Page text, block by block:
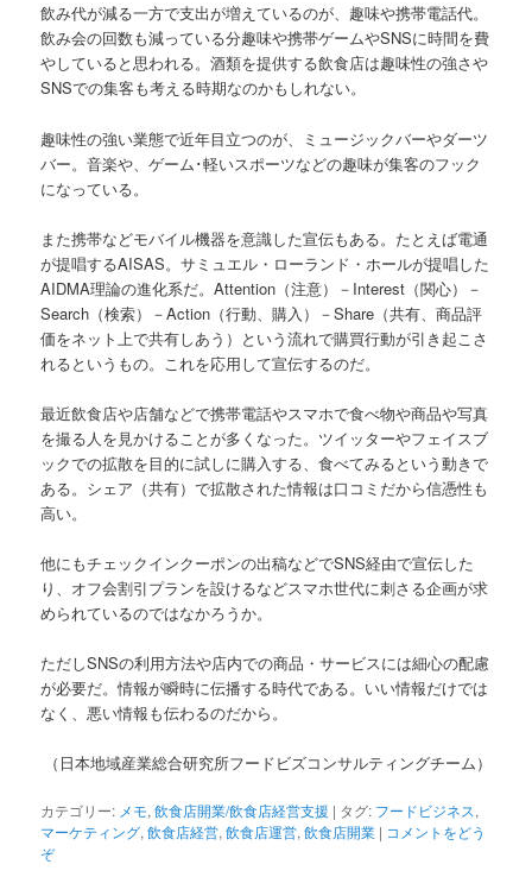
飲み代が減る一方で支出が増えているのが、趣味や携帯電話代。
飲み会の回数も減っている分趣味や携帯ゲームやSNSに時間を費
やしていると思われる。酒類を提供する飲食店は趣味性の強さや
SNSでの集客も考える時期なのかもしれない。
趣味性の強い業態で近年目立つのが、ミュージックバーやダーツ
バー。音楽や、ゲーム･軽いスポーツなどの趣味が集客のフック
になっている。
また携帯などモバイル機器を意識した宣伝もある。たとえば電通
が提唱するAISAS。サミュエル・ローランド・ホールが提唱した
AIDMA理論の進化系だ。Attention（注意）－Interest（関心）－
Search（検索）－Action（行動、購入）－Share（共有、商品評
価をネット上で共有しあう）という流れで購買行動が引き起こさ
れるというもの。これを応用して宣伝するのだ。
最近飲食店や店舗などで携帯電話やスマホで食べ物や商品や写真
を撮る人を見かけることが多くなった。ツイッターやフェイスブ
ックでの拡散を目的に試しに購入する、食べてみるという動きで
ある。シェア（共有）で拡散された情報は口コミだから信憑性も
高い。
他にもチェックインクーポンの出稿などでSNS経由で宣伝した
り、オフ会割引プランを設けるなどスマホ世代に刺さる企画が求
められているのではなかろうか。
ただしSNSの利用方法や店内での商品・サービスには細心の配慮
が必要だ。情報が瞬時に伝播する時代である。いい情報だけでは
なく、悪い情報も伝わるのだから。
（日本地域産業総合研究所フードビズコンサルティングチーム）
カテゴリー: メモ,飲食店開業/飲食店経営支援 | タグ: フードビジネス,
マーケティング,飲食店経営,飲食店運営,飲食店開業 | コメントをどう
ぞ